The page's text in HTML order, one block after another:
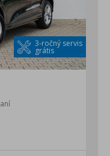
3-ročný servis
grátis